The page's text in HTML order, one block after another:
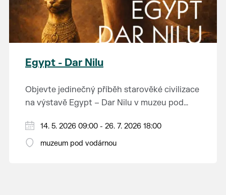
Egypt - Dar Nilu
Objevte jedinečný příběh starověké civilizace
na výstavě Egypt – Dar Nilu v muzeu pod
Výstava představuje umění starého Egypta,
autentickou hrobku se sarkofágem i
14. 5. 2026 09:00 - 26. 7. 2026 18:00
muzeum pod vodárnou